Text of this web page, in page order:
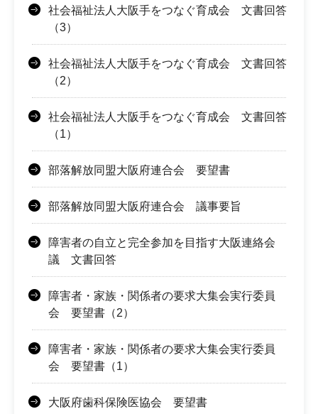
社会福祉法人大阪手をつなぐ育成会 文書回答
（3）
社会福祉法人大阪手をつなぐ育成会 文書回答
（2）
社会福祉法人大阪手をつなぐ育成会 文書回答
（1）
部落解放同盟大阪府連合会 要望書
部落解放同盟大阪府連合会 議事要旨
障害者の自立と完全参加を目指す大阪連絡会
議 文書回答
障害者・家族・関係者の要求大集会実行委員
会 要望書（2）
障害者・家族・関係者の要求大集会実行委員
会 要望書（1）
大阪府歯科保険医協会 要望書